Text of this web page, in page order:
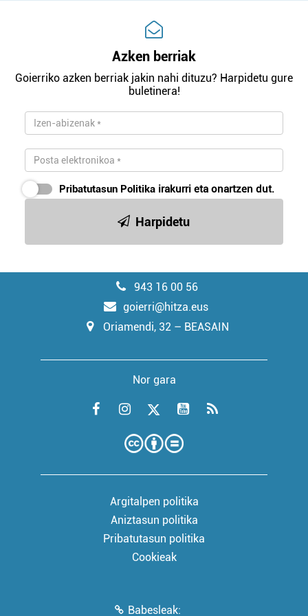
Azken berriak
Goierriko azken berriak jakin nahi dituzu? Harpidetu gure
buletinera!
Pribatutasun Politika irakurri eta onartzen dut.
Harpidetu
943 16 00 56
goierri@hitza.eus
Oriamendi, 32 – BEASAIN
Nor gara
Argitalpen politika
Aniztasun politika
Pribatutasun politika
Cookieak
Babesleak: